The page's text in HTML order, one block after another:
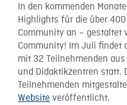
In den kommenden
Highlights für die über
Community an – gestaltet
Community! Im Juli findet
mit 32 Teilnehmenden
und Didaktikzentren statt.
Teilnehmenden
Website veröffentlicht.